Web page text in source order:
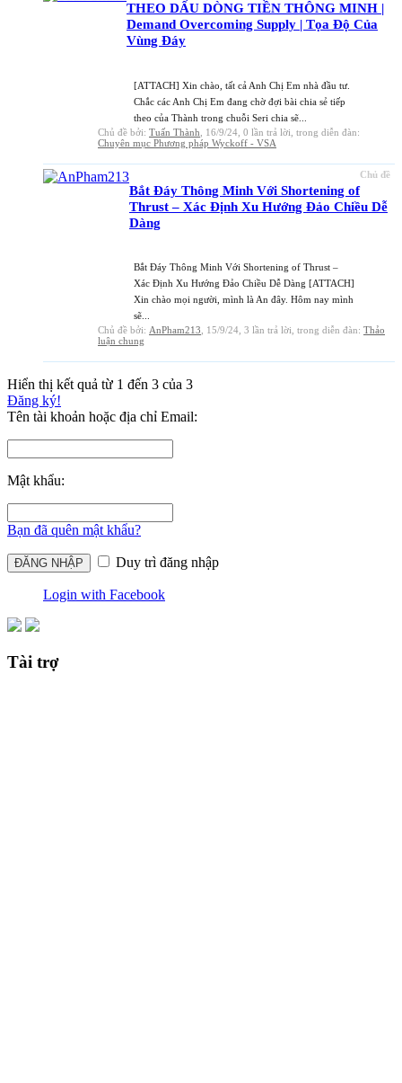
THEO DẤU DÒNG TIỀN THÔNG MINH |
Demand Overcoming Supply | Tọa Độ Của
Vùng Đáy
[ATTACH] Xin chào, tất cả Anh Chị Em nhà đầu tư.
Chắc các Anh Chị Em đang chờ đợi bài chia sẻ tiếp
theo của Thành trong chuỗi Seri chia sẽ...
Chủ đề bởi: Tuấn Thành 16/9/24 , 0 lần trả lời, trong diễn đàn:
Chuyên mục Phương pháp Wyckoff - VSA
Chủ đề
Bắt Đáy Thông Minh Với Shortening of
Thrust – Xác Định Xu Hướng Đảo Chiều Dễ
Dàng
Bắt Đáy Thông Minh Với Shortening of Thrust –
Xác Định Xu Hướng Đảo Chiều Dễ Dàng [ATTACH]
Xin chào mọi người, mình là An đây. Hôm nay mình
sẽ...
Chủ đề bởi: AnPham213, 15/9/24, 3 lần trả lời, trong diễn đàn: Thảo
luận chung
Hiển thị kết quả từ 1 đến 3 của 3
Đăng ký!
Tên tài khoản hoặc địa chỉ Email:
Mật khẩu:
Bạn đã quên mật khẩu?
Duy trì đăng nhập
Login with Facebook
Tài trợ